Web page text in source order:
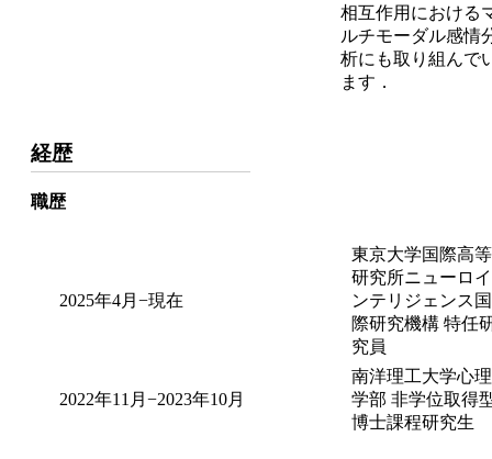
相互作用における
ルチモーダル感情
析にも取り組んで
ます．
経歴
職歴
2025年4月−現在
東京大学国際高等
研究所ニューロイ
ンテリジェンス国
際研究機構 特任
究員
2022年11月−2023年10月
南洋理工大学心理
学部 非学位取得
博士課程研究生